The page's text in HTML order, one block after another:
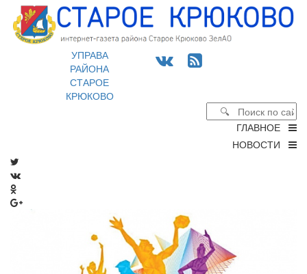
УПРАВА
РАЙОНА
СТАРОЕ
КРЮКОВО
ГЛАВНОЕ
НОВОСТИ